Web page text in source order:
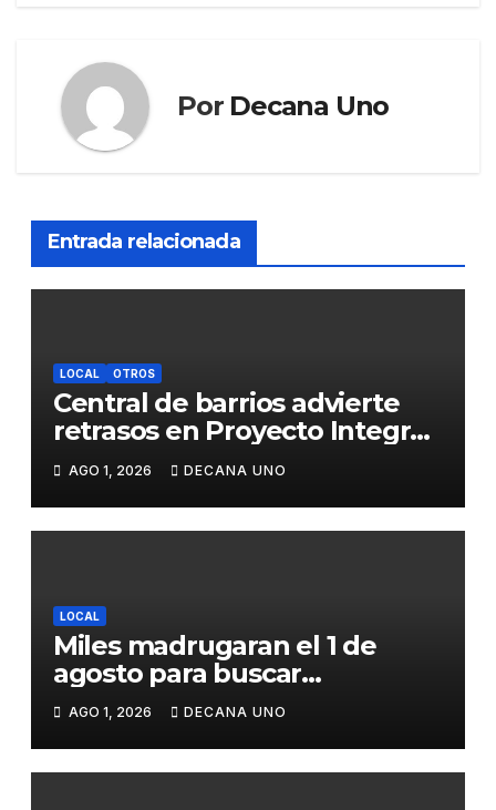
Por Decana Uno
Entrada relacionada
LOCAL OTROS
Central de barrios advierte
retrasos en Proyecto Integral
de Agua y Alcantarillado para
Juliaca
AGO 1, 2026 DECANA UNO
LOCAL
Miles madrugaran el 1 de
agosto para buscar
piedrecillas en los ríos y
realizar la challa por la
riqueza y la prosperidad
AGO 1, 2026 DECANA UNO